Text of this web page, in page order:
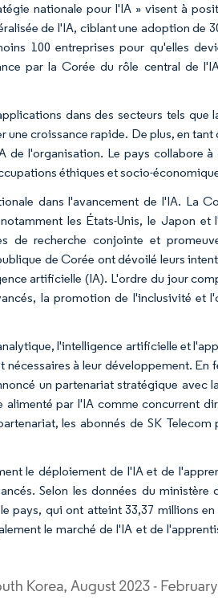
nationale pour l'IA » visent à
de l'IA, ciblant une adoption de
100 entreprises pour qu'elles
par la Corée du rôle central de
dans des secteurs tels que
croissance rapide. De plus, en
l'organisation. Le pays collabore
éthiques et socio-
dans l'avancement de l'IA. La
les États-Unis, le Japon et
de recherche conjointe et
de Corée ont dévoilé leurs
artificielle (IA). L'ordre du jour
la promotion de l'inclusivité et
l'intelligence artificielle et
à leur développement. En
un partenariat stratégique avec
par l'IA comme concurrent
les abonnés de SK
le déploiement de l'IA et de
Selon les données du ministère
pays, qui ont atteint 33,37 millions
le marché de l'IA et de